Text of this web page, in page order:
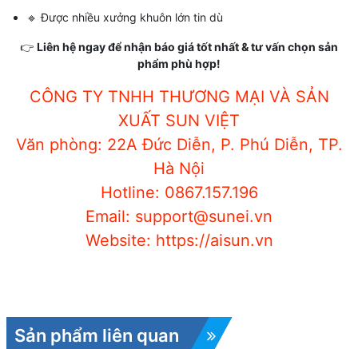
🔹 Được nhiều xưởng khuôn lớn tin dù
👉 Liên hệ ngay để nhận báo giá tốt nhất & tư vấn chọn sản
phẩm phù hợp!
CÔNG TY TNHH THƯƠNG MẠI VÀ SẢN
XUẤT SUN VIỆT
Văn phòng: 22A Đức Diễn, P. Phú Diễn, TP.
Hà Nội
Hotline: 0867.157.196
Email: support@sunei.vn
Website: https://aisun.vn
Sản phẩm liên quan